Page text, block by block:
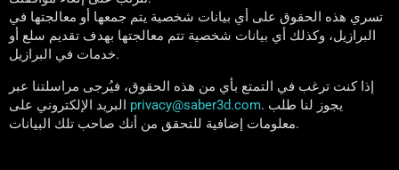
تسري هذه الحقوق على أي بيانات شخصية يتم جمعها أو معالجتها في
البرازيل، وكذلك أي بيانات شخصية تتم معالجتها بهدف تقديم سلع أو
خدمات في البرازيل.
إذا كنت ترغب في التمتع بأي من هذه الحقوق، فيُرجى مراسلتنا عبر
privacy@saber3d.com. يجوز لنا طلب
معلومات إضافية للتحقق من أنك صاحب تلك البيانات.